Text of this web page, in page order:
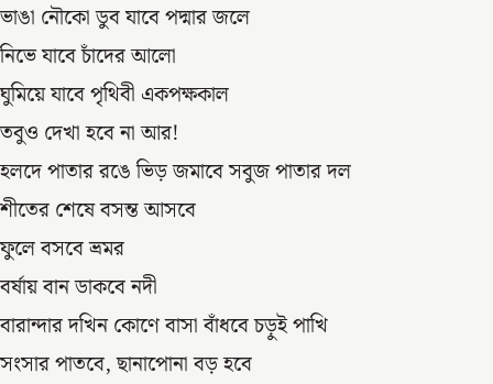
ভাঙা নৌকো ডুব যাবে পদ্মার জলে
নিভে যাবে চাঁদের আলো
ঘুমিয়ে যাবে পৃথিবী একপক্ষকাল
তবুও দেখা হবে না আর!
হলদে পাতার রঙে ভিড় জমাবে সবুজ পাতার দল
শীতের শেষে বসন্ত আসবে
ফুলে বসবে ভ্রমর
বর্ষায় বান ডাকবে নদী
বারান্দার দখিন কোণে বাসা বাঁধবে চড়ুই পাখি
সংসার পাতবে, ছানাপোনা বড় হবে